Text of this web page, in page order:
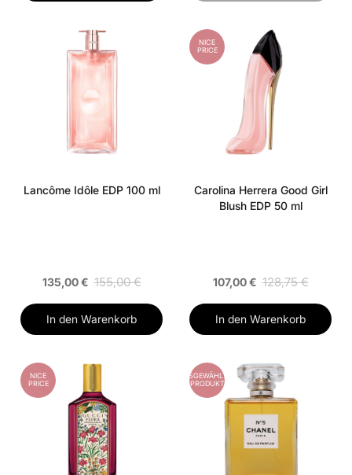
Lancôme Idôle EDP 100 ml
135,00 € 155,00 €
In den Warenkorb
NICE
PRICE
Carolina Herrera Good Girl
Blush EDP 50 ml
107,00 € 128,75 €
In den Warenkorb
NICE
PRICE
AUSGEWÄHLTES
PRODUKT